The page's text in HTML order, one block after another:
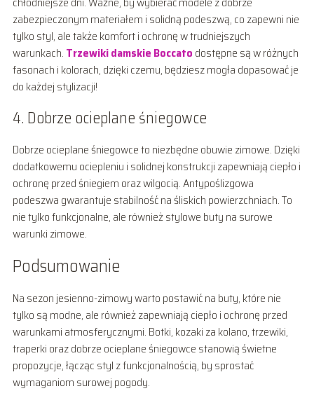
zabezpieczonym materiałem i solidną podeszwą, co zapewni nie
tylko styl, ale także komfort i ochronę w trudniejszych
warunkach. Trzewiki damskie Boccato dostępne są w różnych
fasonach i kolorach, dzięki czemu, będziesz mogła dopasować je
do każdej stylizacji!
4. Dobrze ocieplane śniegowce
Dobrze ocieplane śniegowce to niezbędne obuwie zimowe. Dzięki
dodatkowemu ociepleniu i solidnej konstrukcji zapewniają ciepło i
ochronę przed śniegiem oraz wilgocią. Antypoślizgowa
podeszwa gwarantuje stabilność na śliskich powierzchniach. To
nie tylko funkcjonalne, ale również stylowe buty na surowe
warunki zimowe.
Podsumowanie
Na sezon jesienno-zimowy warto postawić na buty, które nie
tylko są modne, ale również zapewniają ciepło i ochronę przed
warunkami atmosferycznymi. Botki, kozaki za kolano, trzewiki,
traperki oraz dobrze ocieplane śniegowce stanowią świetne
propozycje, łącząc styl z funkcjonalnością, by sprostać
wymaganiom surowej pogody.